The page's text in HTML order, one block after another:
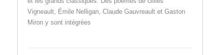
Vigneault, Émile Nelligan, Claude Gauvreault et Gaston
Miron y sont intégrées